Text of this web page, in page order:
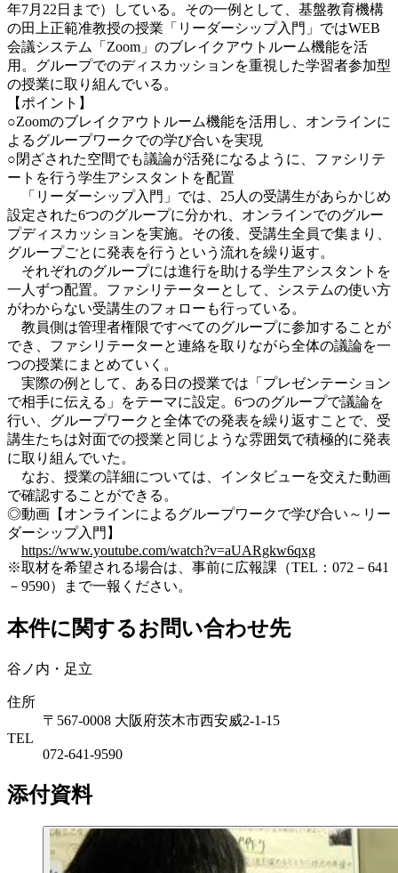
年7月22日まで）している。その一例として、基盤教育機構
の田上正範准教授の授業「リーダーシップ入門」ではWEB
会議システム「Zoom」のブレイクアウトルーム機能を活
用。グループでのディスカッションを重視した学習者参加型
の授業に取り組んでいる。
【ポイント】
○Zoomのブレイクアウトルーム機能を活用し、オンラインに
よるグループワークでの学び合いを実現
○閉ざされた空間でも議論が活発になるように、ファシリテ
ートを行う学生アシスタントを配置
「リーダーシップ入門」では、25人の受講生があらかじめ
設定された6つのグループに分かれ、オンラインでのグルー
プディスカッションを実施。その後、受講生全員で集まり、
グループごとに発表を行うという流れを繰り返す。
それぞれのグループには進行を助ける学生アシスタントを
一人ずつ配置。ファシリテーターとして、システムの使い方
がわからない受講生のフォローも行っている。
教員側は管理者権限ですべてのグループに参加することが
でき、ファシリテーターと連絡を取りながら全体の議論を一
つの授業にまとめていく。
実際の例として、ある日の授業では「プレゼンテーション
で相手に伝える」をテーマに設定。6つのグループで議論を
行い、グループワークと全体での発表を繰り返すことで、受
講生たちは対面での授業と同じような雰囲気で積極的に発表
に取り組んでいた。
なお、授業の詳細については、インタビューを交えた動画
で確認することができる。
◎動画【オンラインによるグループワークで学び合い～リー
ダーシップ入門】
https://www.youtube.com/watch?v=aUARgkw6qxg
※取材を希望される場合は、事前に広報課（TEL：072－641
－9590）まで一報ください。
本件に関するお問い合わせ先
谷ノ内・足立
住所
〒567-0008 大阪府茨木市西安威2-1-15
TEL
072-641-9590
添付資料